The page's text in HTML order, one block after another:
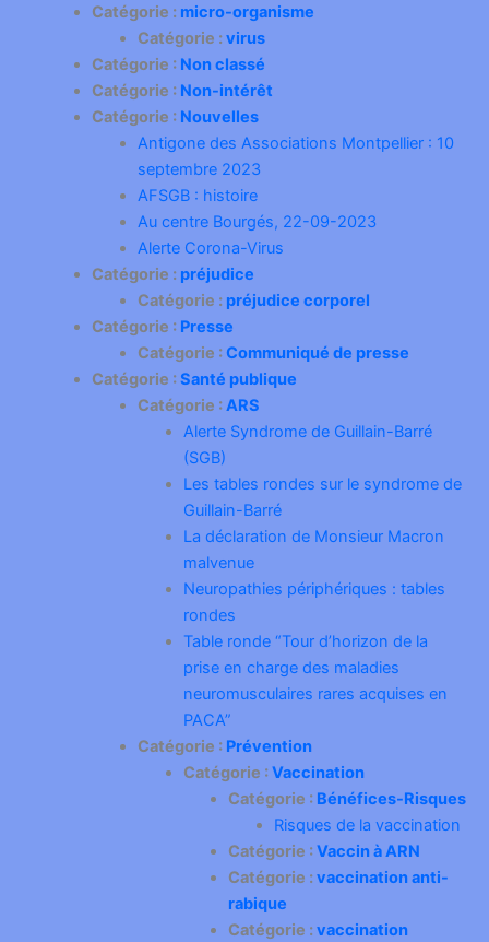
Catégorie : micro-organisme
Catégorie :virus
Catégorie : Non classé
Catégorie : Non-intérêt
Catégorie : Nouvelles
Antigone des Associations Montpellier : 10
septembre 2023
AFSGB : histoire
Au centre Bourgés, 22-09-2023
Alerte Corona-Virus
Catégorie : préjudice
Catégorie : préjudice corporel
Catégorie : Presse
Catégorie :Communiqué de presse
Catégorie :Santé publique
Catégorie :ARS
Alerte Syndrome de Guillain-Barré
(SGB)
Les tables rondes sur le syndrome de
Guillain-Barré
La déclaration de Monsieur Macron
malvenue
Neuropathies périphériques : tables
rondes
Table ronde “Tour d’horizon de la
prise en charge des maladies
neuromusculaires rares acquises en
PACA”
Catégorie : Prévention
Catégorie :Vaccination
Catégorie : Bénéfices-Risques
Risques de la vaccination
Catégorie :Vaccin à ARN
Catégorie :vaccination anti-
rabique
Catégorie :vaccination